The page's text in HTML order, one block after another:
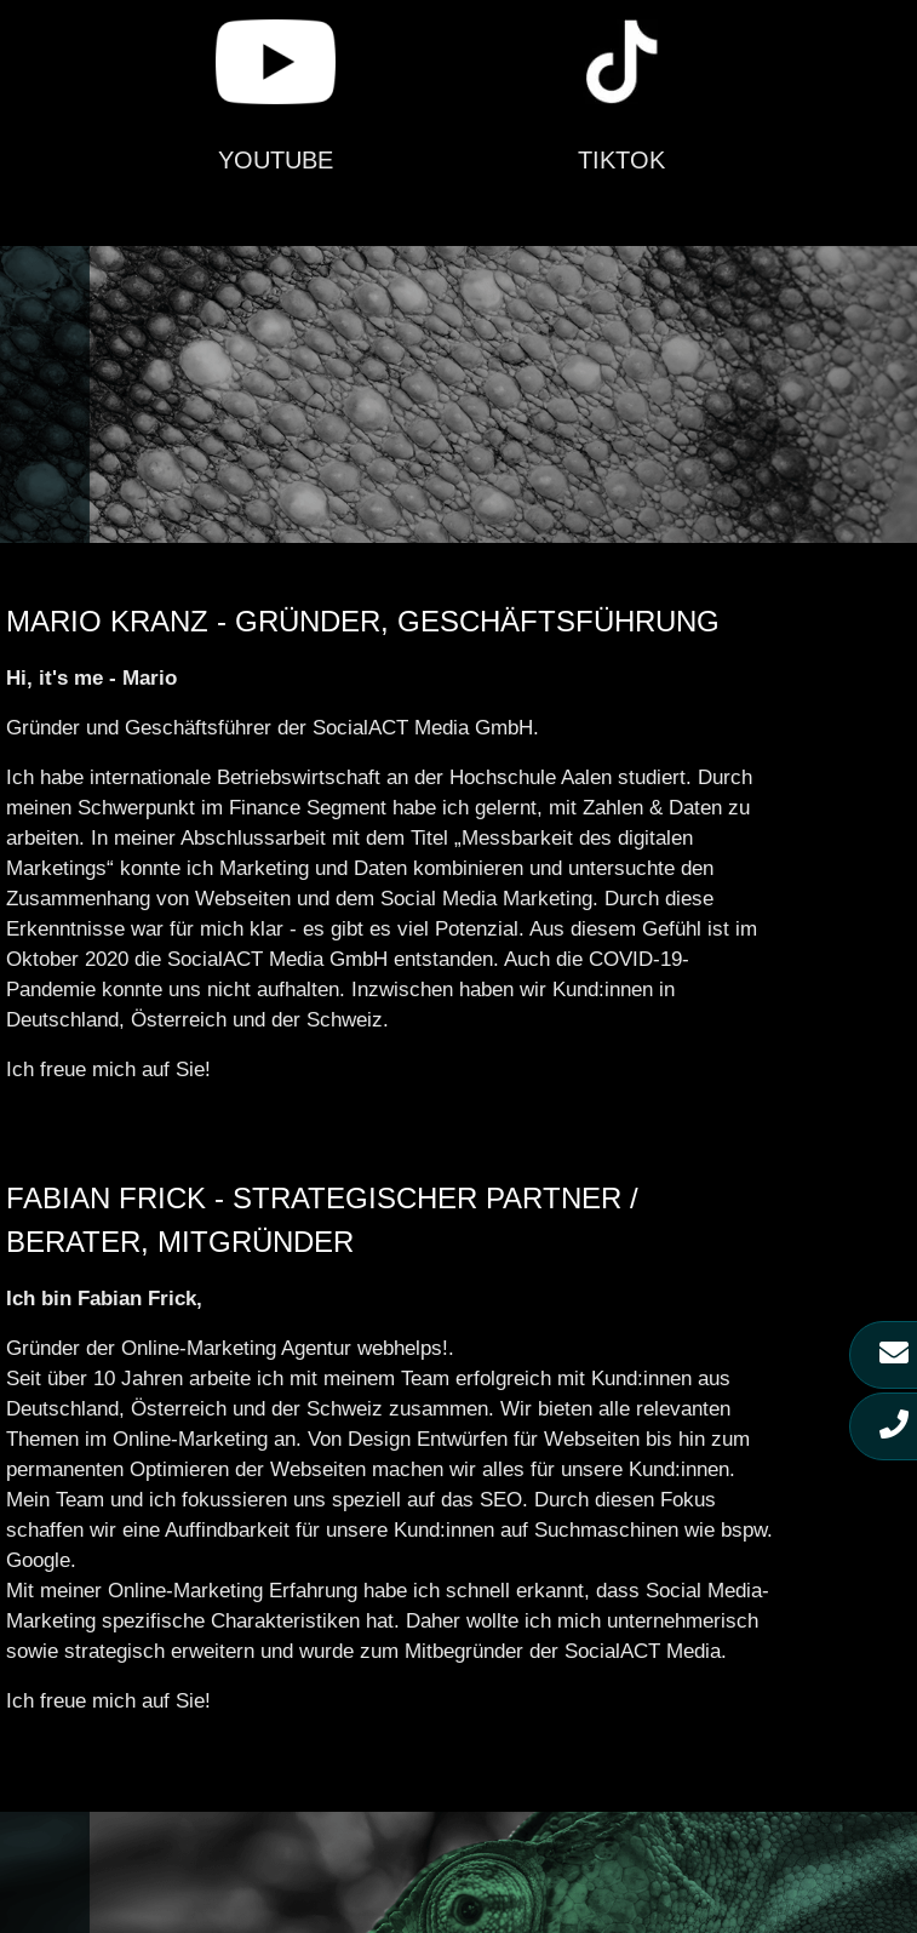
YOUTUBE TIKTOK
MARIO KRANZ - GRÜNDER, GESCHÄFTSFÜHRUNG
Hi, it's me - Mario
Gründer und Geschäftsführer der SocialACT Media GmbH.
Ich habe internationale Betriebswirtschaft an der Hochschule Aalen studiert. Durch
meinen Schwerpunkt im Finance Segment habe ich gelernt, mit Zahlen & Daten zu
arbeiten. In meiner Abschlussarbeit mit dem Titel „Messbarkeit des digitalen
Marketings“ konnte ich Marketing und Daten kombinieren und untersuchte den
Zusammenhang von Webseiten und dem Social Media Marketing. Durch diese
Erkenntnisse war für mich klar - es gibt es viel Potenzial. Aus diesem Gefühl ist im
Oktober 2020 die SocialACT Media GmbH entstanden. Auch die COVID-19-
Pandemie konnte uns nicht aufhalten. Inzwischen haben wir Kund:innen in
Deutschland, Österreich und der Schweiz.
Ich freue mich auf Sie!
FABIAN FRICK - STRATEGISCHER PARTNER /
BERATER, MITGRÜNDER
Ich bin Fabian Frick,
Gründer der Online-Marketing Agentur webhelps!.
Seit über 10 Jahren arbeite ich mit meinem Team erfolgreich mit Kund:innen aus
Deutschland, Österreich und der Schweiz zusammen. Wir bieten alle relevanten
Themen im Online-Marketing an. Von Design Entwürfen für Webseiten bis hin zum
permanenten Optimieren der Webseiten machen wir alles für unsere Kund:innen.
Mein Team und ich fokussieren uns speziell auf das SEO. Durch diesen Fokus
schaffen wir eine Auffindbarkeit für unsere Kund:innen auf Suchmaschinen wie bspw.
Google.
Mit meiner Online-Marketing Erfahrung habe ich schnell erkannt, dass Social Media-
Marketing spezifische Charakteristiken hat. Daher wollte ich mich unternehmerisch
sowie strategisch erweitern und wurde zum Mitbegründer der SocialACT Media.
Ich freue mich auf Sie!